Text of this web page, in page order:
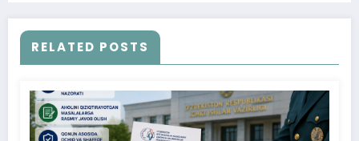
RELATED POSTS